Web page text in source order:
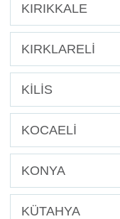
KIRIKKALE
KIRKLARELİ
KİLİS
KOCAELİ
KONYA
KÜTAHYA